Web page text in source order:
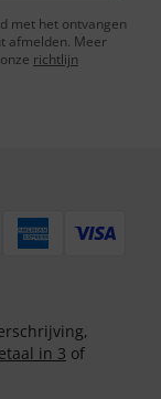
met het ontvangen
afmelden. Meer
richtlijn
in 3 of